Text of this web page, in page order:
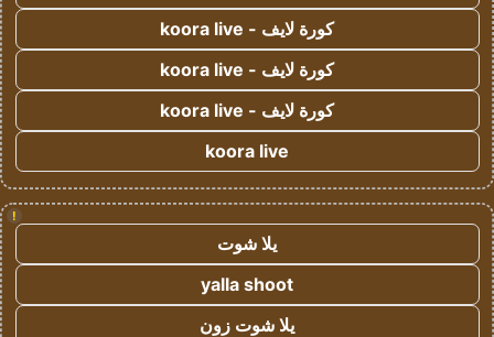
كورة لايف - koora live
كورة لايف - koora live
كورة لايف - koora live
koora live
!
يلا شوت
yalla shoot
يلا شوت زون